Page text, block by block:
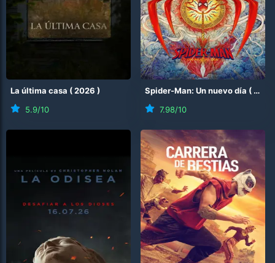
La última casa (2026 )
5.9/10
Spider-Man: Un nuevo día ( 2026
7.98/10